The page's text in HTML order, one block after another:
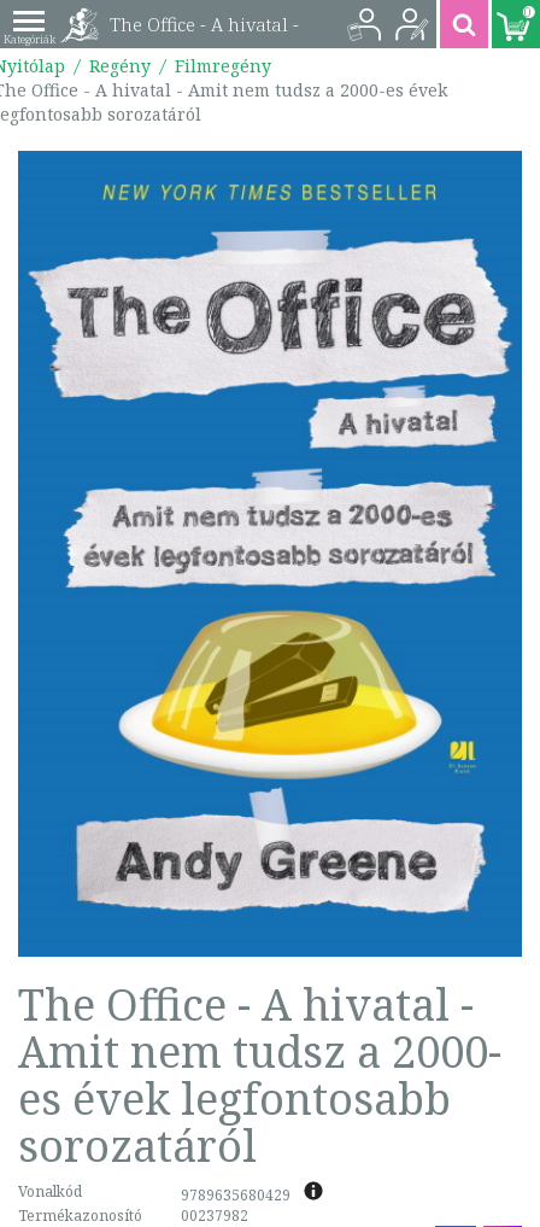
The Office - A hivatal -
Amit nem tudsz a
2000-es évek
9789635680429
0
Regény
Filmregény
Office - A hivatal - Amit nem tudsz a 2000-es évek
sorozatáról
The Office - A hivatal -
Amit nem tudsz a 2000-
es évek legfontosabb
sorozatáról
Vonalkód
9789635680429
Termékazonosító
00237982